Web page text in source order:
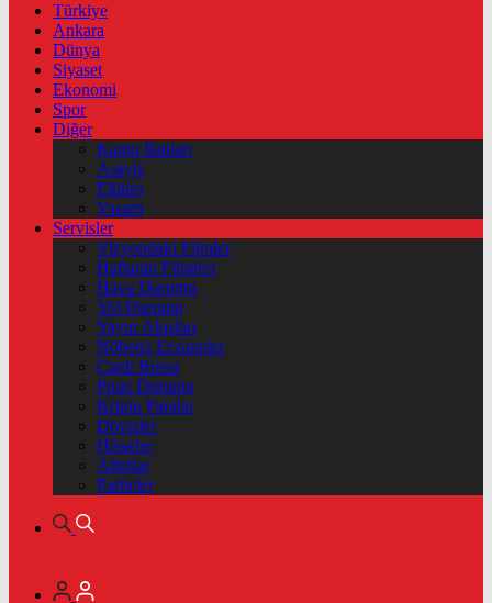
Türkiye
Ankara
Dünya
Siyaset
Ekonomi
Spor
Diğer
Kamu İlanları
Asayiş
Eğitim
Yaşam
Servisler
Vizyondaki Filmler
Haftanin Filmleri
Hava Durumu
Yol Durumu
Yayın Akışları
Nöbetçi Eczaneler
Canlı Borsa
Puan Durumu
Kripto Paralar
Dövizler
Hisseler
Altınlar
Pariteler